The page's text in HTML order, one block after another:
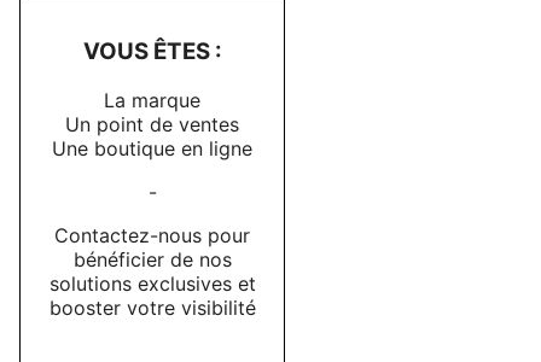
VOUS ÊTES :
La marque
Un point de ventes
Une boutique en ligne
-
Contactez-nous pour
bénéficier de nos
solutions exclusives et
booster votre visibilité